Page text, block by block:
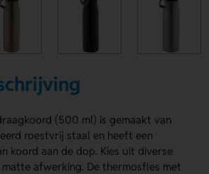
(500 ml) is gemaakt van
roestvrij staal en heeft een
koord aan de dop. Kies uit diverse
matte afwerking. De thermosfles met